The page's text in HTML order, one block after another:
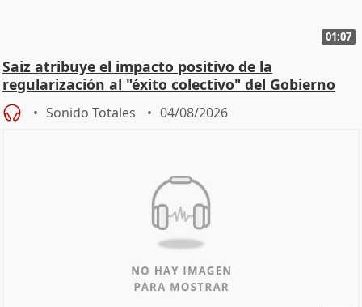
01:07
Saiz atribuye el impacto positivo de la
regularización al "éxito colectivo" del Gobierno
Sonido Totales 04/08/2026